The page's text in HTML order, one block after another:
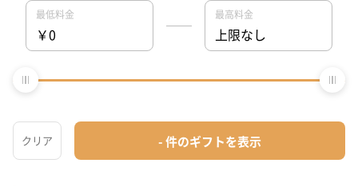
結婚内祝いとは？マナーとお礼状の書き方は？
結婚内祝いを家族へ贈るときのマナーや予算は？